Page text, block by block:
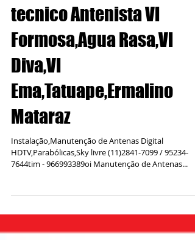
tecnico Antenista Vl
Formosa,Agua Rasa,Vl
Diva,Vl
Ema,Tatuape,Ermalino
Mataraz
Instalação,Manutenção de Antenas Digital
HDTV,Parabólicas,Sky livre (11)2841-7099 / 95234-
7644tim - 966993389oi Manutenção de Antenas...